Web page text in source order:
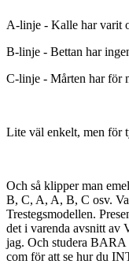
A-linje - Kalle har varit
B-linje - Bettan har
C-linje - Mårten har för
Lite väl enkelt, men för
Och så klipper man
B, C, A, A, B, C osv.
Trestegsmodellen.
det i varenda avsnitt av
jag. Och studera BARA
com för att se hur du